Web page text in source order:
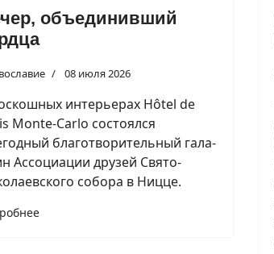
объединивший
08 июля 2026
интерьерах Hôtel de
Monte-Carlo состоялся
благотворительный гала-
Ассоциации друзей Свято-
собора в Ницце.